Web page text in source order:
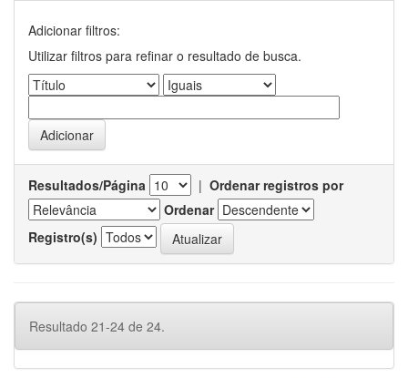
Adicionar filtros:
Utilizar filtros para refinar o resultado de busca.
Resultados/Página | Ordenar registros por
Ordenar
Registro(s)
Resultado 21-24 de 24.